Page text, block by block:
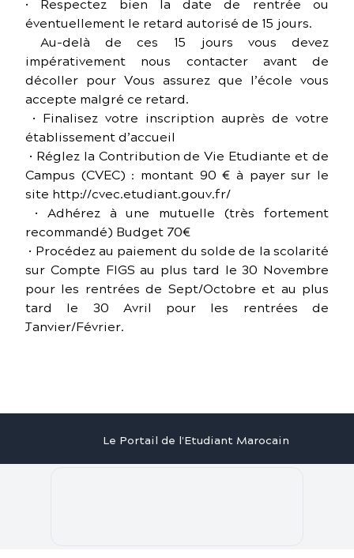
• Respectez bien la date de rentrée ou
éventuellement le retard autorisé de 15 jours.
Au-delà de ces 15 jours vous devez
impérativement nous contacter avant de
décoller pour Vous assurez que l’école vous
accepte malgré ce retard.
• Finalisez votre inscription auprès de votre
établissement d’accueil
• Réglez la Contribution de Vie Etudiante et de
Campus (CVEC) : montant 90 € à payer sur le
site http://cvec.etudiant.gouv.fr/
• Adhérez à une mutuelle (très fortement
recommandé) Budget 70€
• Procédez au paiement du solde de la scolarité
sur Compte FIGS au plus tard le 30 Novembre
pour les rentrées de Sept/Octobre et au plus
tard le 30 Avril pour les rentrées de
Janvier/Février.
Le Portail de l'Etudiant Marocain